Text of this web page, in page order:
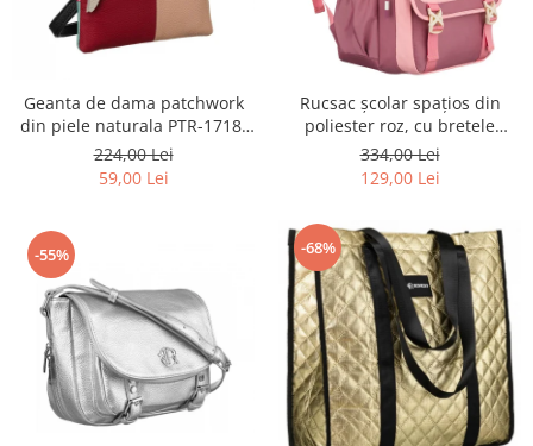
Geanta de dama patchwork
din piele naturala PTR-1718-
SKL-6922 MULTI
224,00 Lei
59,00 Lei
Rucsac școlar spațios din
poliester roz, cu bretele
reglabile - Peterson PTR-PTN
8610-1327 PINK
334,00 Lei
129,00 Lei
-55% -68%